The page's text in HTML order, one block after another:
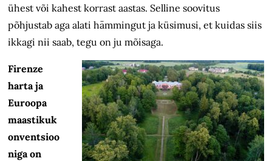
ühest või kahest korrast aastas. Selline soovitus
põhjustab aga alati hämmingut ja küsimusi, et kuidas siis
ikkagi nii saab, tegu on ju mõisaga.
Firenze
harta ja
Euroopa
maastikuk
onventsioo
niga on